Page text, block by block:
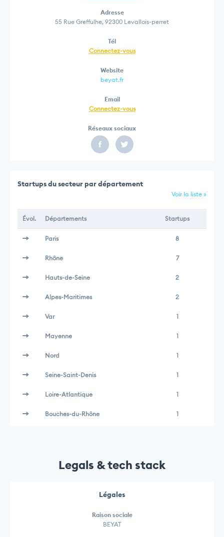
Adresse
55 Rue Greffulhe, 92300 Levallois-perret
Tél
Connectez-vous
Website
beyat.fr
Email
Connectez-vous
Réseaux sociaux
Startups du secteur par département
Voir la liste »
Évol. Départements Startups
Paris 8
Rhône 7
Hauts-de-Seine 2
Alpes-Maritimes 2
Var 1
Mayenne 1
Nord 1
Seine-Saint-Denis 1
Loire-Atlantique 1
Bouches-du-Rhône 1
Legals & tech stack
Légales
Raison sociale
BEYAT